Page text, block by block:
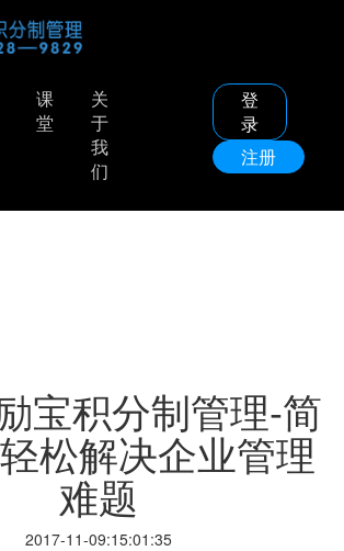
课
堂
关
于
我
们
登
录
注册
宝积分制管理-简
松解决企业管理
难题
2017-11-09:15:01:35